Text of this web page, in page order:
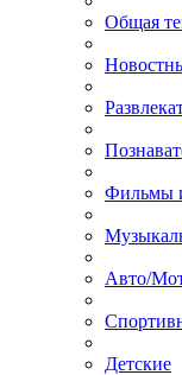
Общая
Фильмы
Авто/
Детские